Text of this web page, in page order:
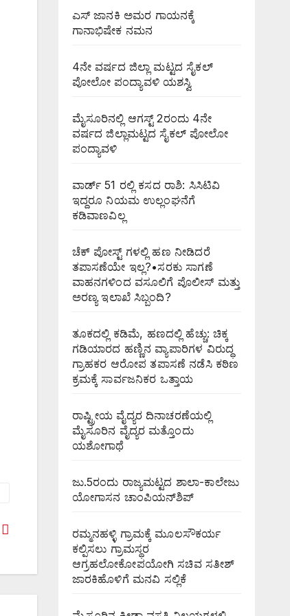
ಎಸ್ ಜಾನಕಿ ಅಮರ ಗಾಯನಕ್ಕೆ
ಗಾನಾಭಿಷೇಕ ನಮನ
4ನೇ ವರ್ಷದ ಜಿಲ್ಲಾ ಮಟ್ಟದ ಸೈಕಲ್
ಪೋಲೋ ಪಂದ್ಯಾವಳಿ ಯಶಸ್ವಿ
ಮೈಸೂರಿನಲ್ಲಿ ಆಗಸ್ಟ್‌ 2ರಂದು 4ನೇ
ವರ್ಷದ ಜಿಲ್ಲಾಮಟ್ಟದ ಸೈಕಲ್ ಪೋಲೋ
ಪಂದ್ಯಾವಳಿ
ವಾರ್ಡ್ 51 ರಲ್ಲಿ ಕಸದ ರಾಶಿ: ಸಿಸಿಟಿವಿ
ಇದ್ದರೂ ನಿಯಮ ಉಲ್ಲಂಘನೆಗೆ
ಕಡಿವಾಣವಿಲ್ಲ
ಚೆಕ್ ಪೋಸ್ಟ್ ಗಳಲ್ಲಿ ಹಣ ನೀಡಿದರೆ
ತಪಾಸಣೆಯೇ ಇಲ್ಲ?•ಸರಕು ಸಾಗಣೆ
ವಾಹನಗಳಿಂದ ವಸೂಲಿಗೆ ಪೊಲೀಸ್ ಮತ್ತು
ಅರಣ್ಯ ಇಲಾಖೆ ಸಿಬ್ಬಂದಿ?
ತೂಕದಲ್ಲಿ ಕಡಿಮೆ, ಹಣದಲ್ಲಿ ಹೆಚ್ಚು: ಚಿಕ್ಕ
ಗಡಿಯಾರದ ಹಣ್ಣಿನ ವ್ಯಾಪಾರಿಗಳ ವಿರುದ್ಧ
ಗ್ರಾಹಕರ ಆರೋಪ ತಪಾಸಣೆ ನಡೆಸಿ ಕಠಿಣ
ಕ್ರಮಕ್ಕೆ ಸಾರ್ವಜನಿಕರ ಒತ್ತಾಯ
ರಾಷ್ಟ್ರೀಯ ವೈದ್ಯರ ದಿನಾಚರಣೆಯಲ್ಲಿ
ಮೈಸೂರಿನ ವೈದ್ಯರ ಮತ್ತೊಂದು
ಯಶೋಗಾಥೆ
ಜು.5ರಂದು ರಾಜ್ಯಮಟ್ಟದ ಶಾಲಾ-ಕಾಲೇಜು
ಯೋಗಾಸನ ಚಾಂಪಿಯನ್‌ಶಿಪ್
ರಮ್ಮನಹಳ್ಳಿ ಗ್ರಾಮಕ್ಕೆ ಮೂಲಸೌಕರ್ಯ
ಕಲ್ಪಿಸಲು ಗ್ರಾಮಸ್ಥರ
ಆಗ್ರಹಲೋಕೋಪಯೋಗಿ ಸಚಿವ ಸತೀಶ್
ಜಾರಕಿಹೊಳಿಗೆ ಮನವಿ ಸಲ್ಲಿಕೆ